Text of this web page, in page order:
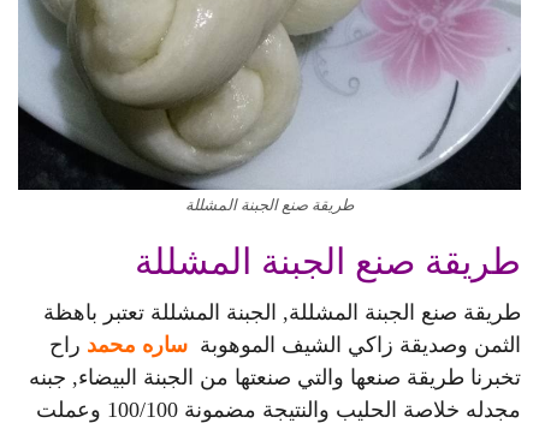
طريقة صنع الجبنة المشللة
طريقة صنع الجبنة المشللة
طريقة صنع الجبنة المشللة, الجبنة المشللة تعتبر باهظة
الثمن وصديقة زاكي الشيف الموهوبة
راح
تخبرنا طريقة صنعها والتي صنعتها من الجبنة البيضاء, جبنه
مجدله خلاصة الحليب والنتيجة مضمونة 100/100 وعملت